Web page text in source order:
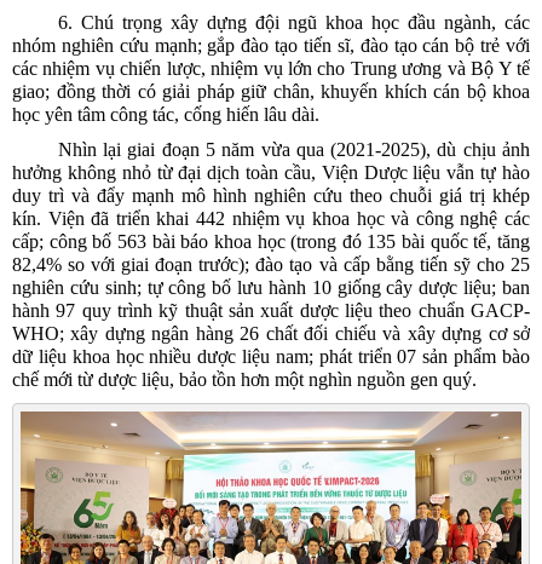
6. Chú trọng xây dựng đội ngũ khoa học đầu ngành, các
nhóm nghiên cứu mạnh; gắp đào tạo tiến sĩ, đào tạo cán bộ trẻ với
các nhiệm vụ chiến lược, nhiệm vụ lớn cho Trung ương và Bộ Y tế
giao; đồng thời có giải pháp giữ chân, khuyến khích cán bộ khoa
học yên tâm công tác, cống hiến lâu dài.
Nhìn lại giai đoạn 5 năm vừa qua (2021-2025), dù chịu ảnh
hưởng không nhỏ từ đại dịch toàn cầu, Viện Dược liệu vẫn tự hào
duy trì và đẩy mạnh mô hình nghiên cứu theo chuỗi giá trị khép
kín. Viện đã triển khai 442 nhiệm vụ khoa học và công nghệ các
cấp; công bố 563 bài báo khoa học (trong đó 135 bài quốc tế, tăng
82,4% so với giai đoạn trước); đào tạo và cấp bằng tiến sỹ cho 25
nghiên cứu sinh; tự công bố lưu hành 10 giống cây dược liệu; ban
hành 97 quy trình kỹ thuật sản xuất dược liệu theo chuẩn GACP-
WHO; xây dựng ngân hàng 26 chất đối chiếu và xây dựng cơ sở
dữ liệu khoa học nhiều dược liệu nam; phát triển 07 sản phẩm bào
chế mới từ dược liệu, bảo tồn hơn một nghìn nguồn gen quý.